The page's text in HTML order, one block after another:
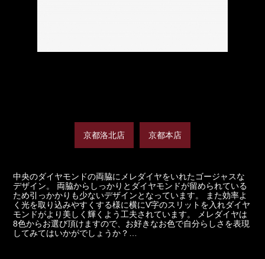
京都洛北店 京都本店
中央のダイヤモンドの両脇にメレダイヤをいれたゴージャスな
デザイン。 両脇からしっかりとダイヤモンドが留められている
ため引っかかりも少ないデザインとなっています。 また効率よ
く光を取り込みやすくする様に横にV字のスリットを入れダイヤ
モンドがより美しく輝くよう工夫されています。 メレダイヤは
8色からお選び頂けますので、お好きなお色で自分らしさを表現
してみてはいかがでしょうか？…